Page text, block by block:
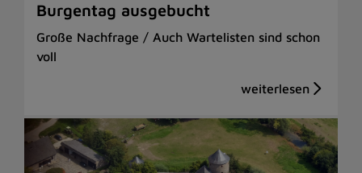
Burgentag ausgebucht
Große Nachfrage / Auch Wartelisten sind schon
voll